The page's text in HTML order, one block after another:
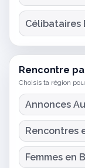
Célibataires
Rencontre
Choisis ta région
Annonces
Rencontres
Femmes en